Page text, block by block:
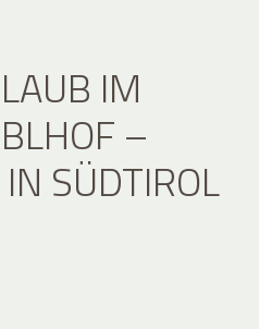
IM
–
SÜDTIROL